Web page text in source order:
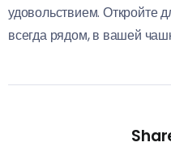
удовольствием. Откройте
всегда рядом, в вашей